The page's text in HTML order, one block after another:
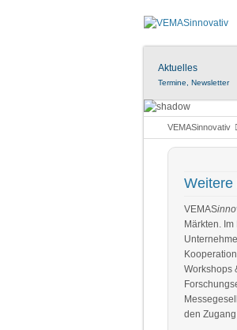
Aktuelles
Termine, Newsletter
VEMASinnovativ
Weitere
VEMAS
Märkten.
Workshops
den